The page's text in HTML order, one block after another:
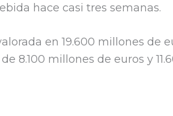
hace casi tres semanas.
en 19.600 millones de
8.100 millones de euros y